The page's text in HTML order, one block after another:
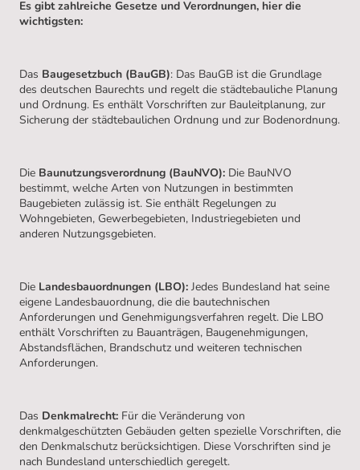
Es gibt zahlreiche Gesetze und Verordnungen, hier die
wichtigsten:
Das Baugesetzbuch (BauGB): Das BauGB ist die Grundlage
des deutschen Baurechts und regelt die städtebauliche Planung
und Ordnung. Es enthält Vorschriften zur Bauleitplanung, zur
Sicherung der städtebaulichen Ordnung und zur Bodenordnung.
Die Baunutzungsverordnung (BauNVO): Die BauNVO
bestimmt, welche Arten von Nutzungen in bestimmten
Baugebieten zulässig ist. Sie enthält Regelungen zu
Wohngebieten, Gewerbegebieten, Industriegebieten und
anderen Nutzungsgebieten.
Die Landesbauordnungen (LBO): Jedes Bundesland hat seine
eigene Landesbauordnung, die die bautechnischen
Anforderungen und Genehmigungsverfahren regelt. Die LBO
enthält Vorschriften zu Bauanträgen, Baugenehmigungen,
Abstandsflächen, Brandschutz und weiteren technischen
Anforderungen.
Das Denkmalrecht: Für die Veränderung von
denkmalgeschützten Gebäuden gelten spezielle Vorschriften, die
den Denkmalschutz berücksichtigen. Diese Vorschriften sind je
nach Bundesland unterschiedlich geregelt.